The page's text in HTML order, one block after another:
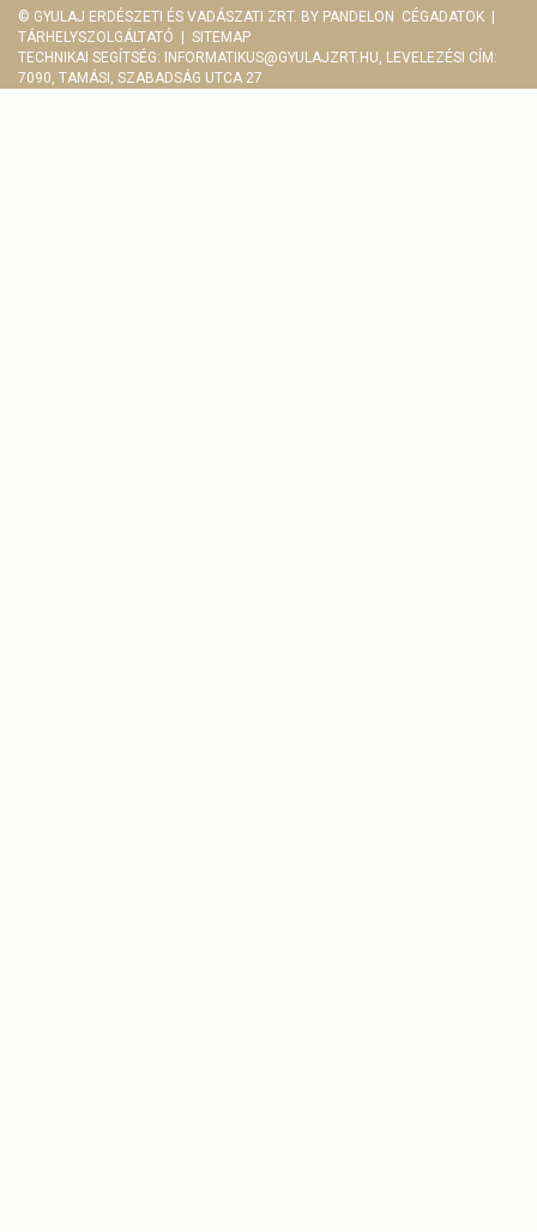
© GYULAJ ERDÉSZETI ÉS VADÁSZATI ZRT. BY PANDELON CÉGADATOK
TÁRHELYSZOLGÁLTATÓ
SITEMAP
TECHNIKAI SEGÍTSÉG:
INFORMATIKUS@GYULAJZRT.HU, LEVELEZÉSI CÍM:
7090, TAMÁSI, SZABADSÁG UTCA 27